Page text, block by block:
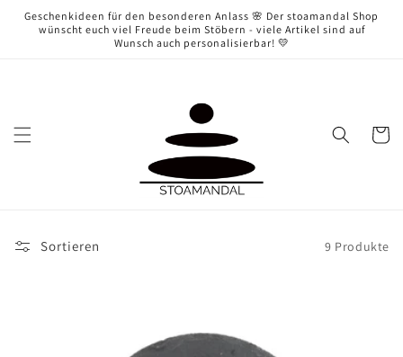
zum
Inhalt
Geschenkideen für den besonderen Anlass 🌸 Der stoamandal Shop
wünscht euch viel Freude beim Stöbern - viele Artikel sind auf
Wunsch auch personalisierbar! 💛
Sortieren 9 Produkte